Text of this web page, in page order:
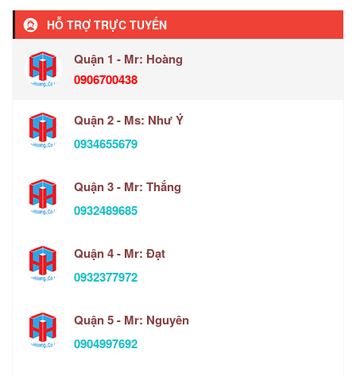
HỖ TRỢ TRỰC TUYẾN
Quận 1 - Mr: Hoàng
0906700438
Quận 2 - Ms: Như Ý
0934655679
Quận 3 - Mr: Thắng
0932489685
Quận 4 - Mr: Đạt
0932377972
Quận 5 - Mr: Nguyên
0904997692